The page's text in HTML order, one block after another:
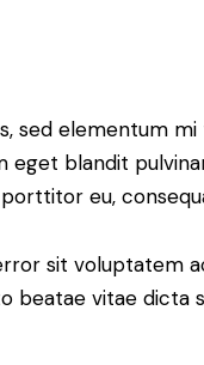
sed elementum
eget blandit
eu,
sit voluptatem
beatae vitae dicta